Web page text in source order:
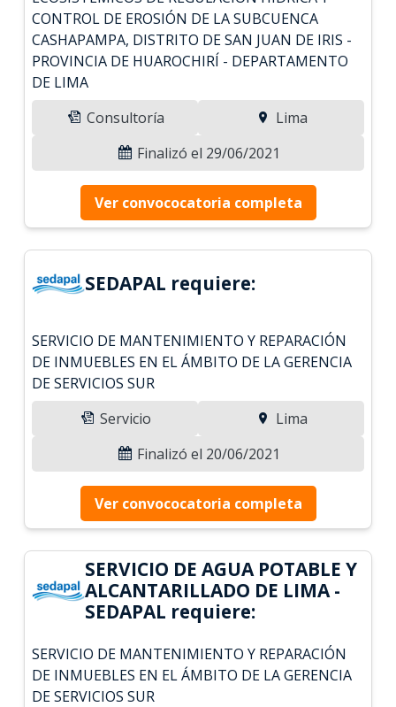
CONTROL DE EROSIÓN DE LA SUBCUENCA
CASHAPAMPA, DISTRITO DE SAN JUAN DE IRIS -
PROVINCIA DE HUAROCHIRÍ - DEPARTAMENTO
DE LIMA
Consultoría
Lima
Finalizó el 29/06/2021
Ver convococatoria completa
SEDAPAL requiere:
SERVICIO DE MANTENIMIENTO Y REPARACIÓN
DE INMUEBLES EN EL ÁMBITO DE LA GERENCIA
DE SERVICIOS SUR
Servicio
Lima
Finalizó el 20/06/2021
Ver convococatoria completa
SERVICIO DE AGUA POTABLE Y
ALCANTARILLADO DE LIMA -
SEDAPAL requiere:
SERVICIO DE MANTENIMIENTO Y REPARACIÓN
DE INMUEBLES EN EL ÁMBITO DE LA GERENCIA
DE SERVICIOS SUR